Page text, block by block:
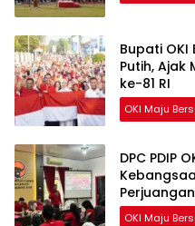
Bupati OKI
Putih, Ajak
ke-81 RI
OKI Maju
DPC PDIP
OKI Maju